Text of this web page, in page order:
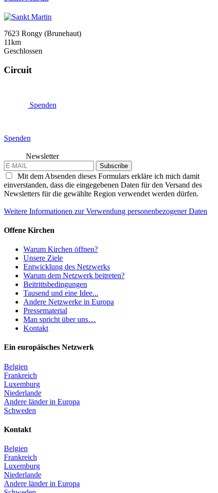
7623 Rongy (Brunehaut)
11km
Geschlossen
Circuit
Spenden
Spenden
Newsletter
Subscribe
Mit dem Absenden dieses Formulars erkläre ich mich damit
einverstanden, dass die eingegebenen Daten für den Versand des
Newsletters für die gewählte Region verwendet werden dürfen.
Weitere Informationen zur Verwendung personenbezogener Daten
Offene Kirchen
Warum Kirchen öffnen?
Unsere Ziele
Entwicklung des Netzwerks
Warum dem Netzwerk beitreten?
Beitrittsbedingungen
Tausend und eine Idee...
Andere Netzwerke in Europa
Pressematerial
Man spricht über uns…
Kontakt
Ein europäisches Netzwerk
Belgien
Frankreich
Luxemburg
Niederlande
Andere länder in Europa
Schweden
Kontakt
Belgien
Frankreich
Luxemburg
Niederlande
Andere länder in Europa